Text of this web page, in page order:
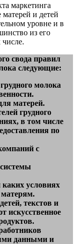
маркетинга
матерей и детей
уровне и в
из его
свода правил
следующие:
молока
матерей.
грудного
в том числе
по
с
условиях
текстов и
искусственное
данными и